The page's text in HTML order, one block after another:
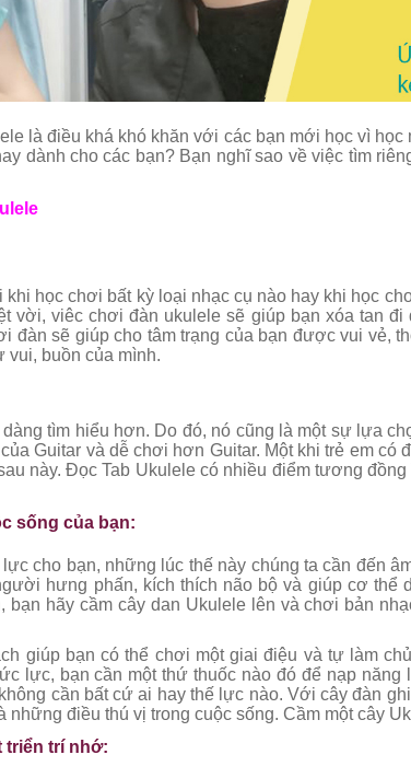
là điều khá khó khăn với các bạn mới học vì
dành cho các bạn? Bạn nghĩ sao về việc tìm
học chơi bất kỳ loại nhạc cụ nào hay khi học
vời, viêc chơi đàn ukulele sẽ giúp bạn xóa tan
đàn sẽ giúp cho tâm trạng của bạn được vui vẻ,
vui, buồn của mình.
tìm hiểu hơn. Do đó, nó cũng là một sự lựa
Guitar và dễ chơi hơn Guitar. Một khi trẻ em
này. Đọc Tab Ukulele có nhiều điểm tương
sống của bạn:
cho bạn, những lúc thế này chúng ta cần đến
hưng phấn, kích thích não bộ và giúp cơ thể
bạn hãy cầm cây dan Ukulele lên và chơi bản
giúp bạn có thể chơi một giai điệu và tự làm
lực, bạn cần một thứ thuốc nào đó để nạp
cần bất cứ ai hay thế lực nào. Với cây đàn
những điều thú vị trong cuộc sống. Cầm một cây
triển trí nhớ: